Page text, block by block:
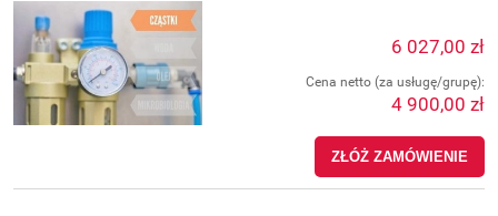
6 027,00 zł
Cena netto (za usługę/grupę):
4 900,00 zł
ZŁÓŻ ZAMÓWIENIE